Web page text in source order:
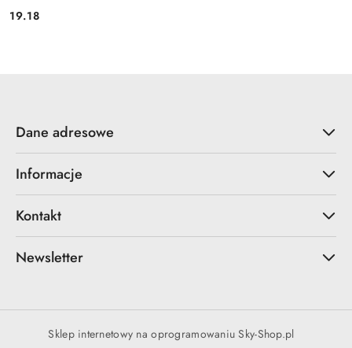
Cena:
19.18
Dane adresowe
Informacje
Kontakt
Newsletter
Sklep internetowy na oprogramowaniu Sky-Shop.pl